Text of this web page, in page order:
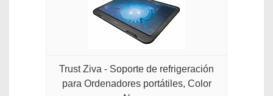
Trust Ziva - Soporte de refrigeración
para Ordenadores portátiles, Color